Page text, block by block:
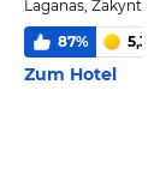
Laganas,
87% 5,3
Zum Hotel